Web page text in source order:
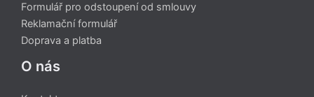
Formulář pro odstoupení od smlouvy
Reklamační formulář
Doprava a platba
O nás